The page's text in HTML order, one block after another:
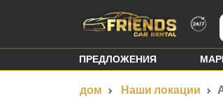
ПРЕДЛОЖЕНИЯ
дом Наши локации